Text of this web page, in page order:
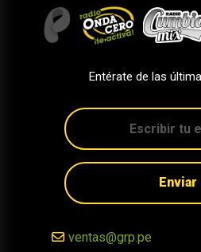
Entérate de las
Enviar
ventas@grp.pe